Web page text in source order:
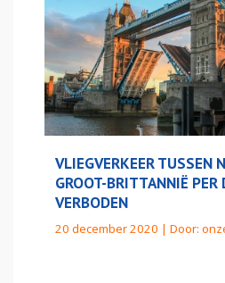
VLIEGVERKEER TUSSEN
GROOT-BRITTANNIË PER
VERBODEN
20 december 2020 | Door: